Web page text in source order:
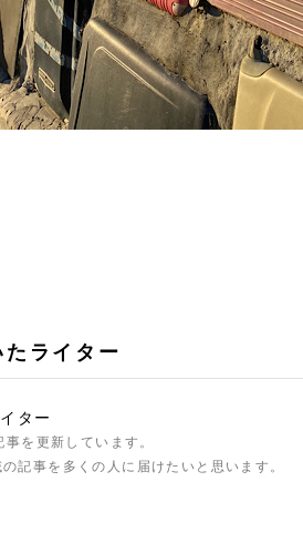
ライター
ター
を更新しています。
記事を多くの人に届けたいと思います。